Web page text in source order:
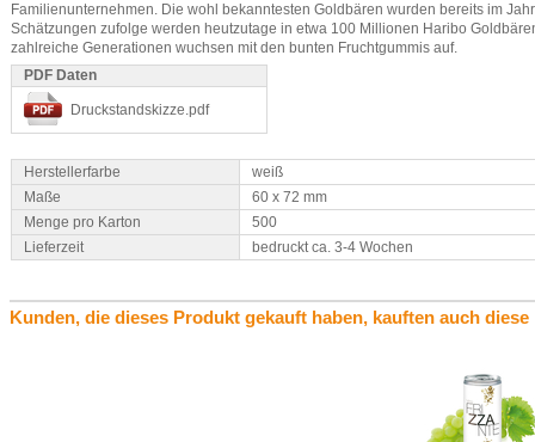
Familienunternehmen. Die wohl bekanntesten Goldbären wurden bereits im
Schätzungen zufolge werden heutzutage in etwa 100 Millionen Haribo
zahlreiche Generationen wuchsen mit den bunten Fruchtgummis auf.
PDF Daten
Druckstandskizze.pdf
Herstellerfarbe
weiß
Maße
60 x 72 mm
Menge pro Karton
500
Lieferzeit
bedruckt ca. 3-4 Wochen
Kunden, die dieses Produkt gekauft haben, kauften auch